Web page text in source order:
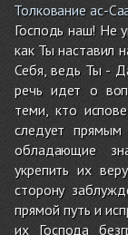
Толкование ас-
Господь наш! Не
как Ты наставил
Себя, ведь Ты -
речь идет о
теми, кто
следует
обладающие
укрепить их
сторону
прямой путь и
их Господа